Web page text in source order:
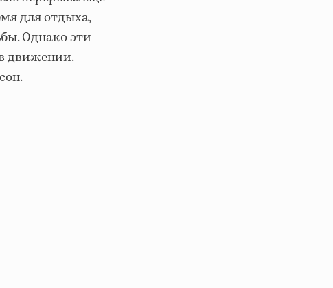
для отдыха,
Однако эти
движении.